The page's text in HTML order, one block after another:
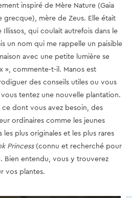
inspiré de Mère Nature (Gaia
grecque), mère de Zeus. Elle était
qui coulait autrefois dans le
un nom qui me rappelle un paisible
avec une petite lumière se
», commente-t-il. Manos est
des conseils utiles ou vous
tentez une nouvelle plantation.
dont vous avez besoin, des
ordinaires comme les jeunes
plus originales et les plus rares
Princess(connu et recherché pour
Bien entendu, vous y trouverez
vos plantes.